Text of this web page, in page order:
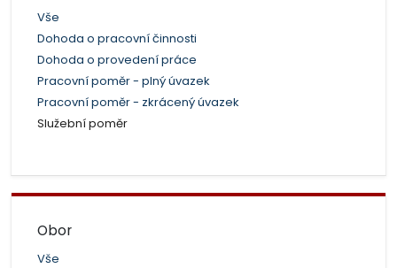
Vše
Dohoda o pracovní činnosti
Dohoda o provedení práce
Pracovní poměr - plný úvazek
Pracovní poměr - zkrácený úvazek
Služební poměr
Obor
Vše